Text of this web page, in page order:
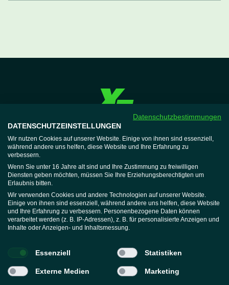
XTRAFIT
Jobs
Expansion
Mitglieder
Hausordnung
Wellnessregeln
Widerruf erklären
Support
Help-Center
Datenschutzbestimmungen
DATENSCHUTZEINSTELLUNGEN
Wir nutzen Cookies auf unserer Website. Einige von ihnen sind essenziell,
während andere uns helfen, diese Website und Ihre Erfahrung zu
verbessern.
Wenn Sie unter 16 Jahre alt sind und Ihre Zustimmung zu freiwilligen
Diensten geben möchten, müssen Sie Ihre Erziehungsberechtigten um
Erlaubnis bitten.
Wir verwenden Cookies und andere Technologien auf unserer Website.
Einige von ihnen sind essenziell, während andere uns helfen, diese Website
und Ihre Erfahrung zu verbessern. Personenbezogene Daten können
verarbeitet werden (z. B. IP-Adressen), z. B. für personalisierte Anzeigen und
Inhalte oder Anzeigen- und Inhaltsmessung.
Essenziell Statistiken
Externe Medien Marketing